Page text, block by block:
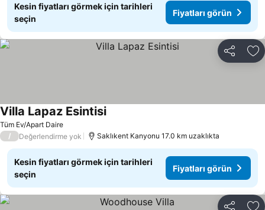
Kesin fiyatları görmek için tarihleri
seçin
Fiyatları görün
Paylaş
Tüm Ev/Apart Daire
Villa Lapaz EsintisiFiyatları görün
/ Değerlendirme yok Saklıkent Kanyonu 17.0 km uzaklıkta
Kesin fiyatları görmek için tarihleri
seçin
Fiyatları görün